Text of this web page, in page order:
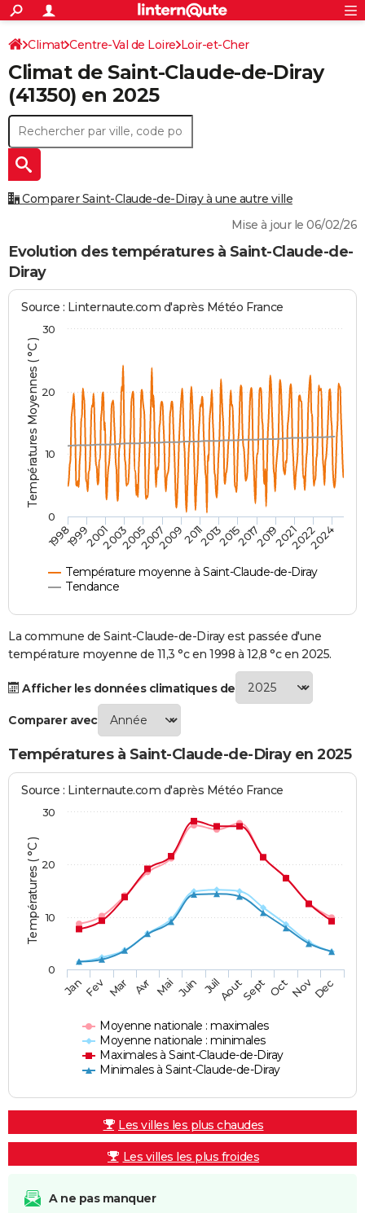
ACTUALITÉS
Politique
Société
Faits Divers
Education
Monde
Villes
+
SPORT
Coupe du monde 2026
Football
Tennis
Cyclisme
Rugby
Forum
Programme TV
TNT
Streaming
Cinéma
Sorties cinéma
Musique
+
FINANCE
Retraite
Impôts
Epargne
Immobilier
Risques naturels par ville
Banque
Assurance
Crédit
AUTO
Essais
Réserver un essai
Citadines
Berlines
SUV
Forum auto
+
HIGH-TECH
Forum
Aménagement intérieur
Extérieur
Cuisine
Salle de bains
Jardinage
Rangement
+WEEK-END
Guides de France
Escapades
Patrimoine
Expositions
Musées
Week-end nature
+
Art de vivre
Bien-être
Loisirs
Mode
Modes de vie
Alimentation
Guide de la santé
Maladies
Médicaments
Sommeil
VOYAGE
Destinations
City break
Voyage nature
Voyage de noces
Forum
Climat
PHOTO
GUIDES D'ACHAT
BONS PLANS
CARTE DE VOEUX
Carte de Noël
Carte Bonne année
Carte Saint-Valentin
Carte Pâques
Carte d'anniversaire
DICTIONNAIRE
Dictionnaire
Biographies
Citations
Expressions
Proverbes
PROGRAMME TV
COPAINS D'AVANT
S'inscrire
Se connecter
Lycées
Collèges
Primaires
Universités
Entreprises
Service militaire
Avis de recherche
AVIS DE DÉCÈS
FORUM
S'inscrire
Connexion
Climat Centre-Val de Loire Loir-et-Cher
Saint-Claude-de-Diray
Climat de Saint-Claude-de-Diray
(41350) en 2025
Comparer Saint-Claude-de-Diray à une autre ville
Mise à jour le 06/02/26
Evolution des températures à Saint-Claude-de-
Diray
Températures Moyennes ( °C )
Source : Linternaute.com d'après Météo France
Température moyenne à Saint-Claude-de-Diray
Tendance
199819992001200320052007200920112013201520172019202120222024
0
10
20
30
La commune de Saint-Claude-de-Diray est passée d'une
température moyenne de 11,3 °c en 1998 à 12,8 °c en 2025.
Afficher les données climatiques de
Comparer avec
Températures à Saint-Claude-de-Diray en 2025
Températures ( °C )
Source : Linternaute.com d'après Météo France
Moyenne nationale : maximales
Moyenne nationale : minimales
Maximales à Saint-Claude-de-Diray
Minimales à Saint-Claude-de-Diray
JanFev Mar Avr Mai Juin JuilAoutSept OctNovDec
0
10
20
30
Les villes les plus chaudes
Les villes les plus froides
A ne pas manquer